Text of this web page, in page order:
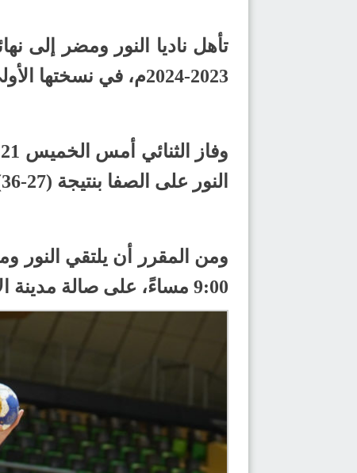
تأهل ناديا النور ومضر إلى
2023-2024م، في نسختها الأولى.
النور على الصفا بنتيجة (27-36)، وفي المباراة الأخرى فاز مضر على المحيط بنتيجة (34-28).
9:00 مساءً، على صالة مدينة الأمير نايف بن عبد العزيز الرياضية بالقطيف.